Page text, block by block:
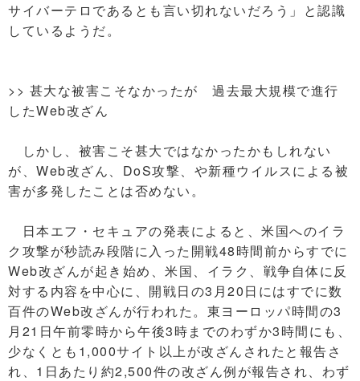
サイバーテロであるとも言い切れないだろう」と認識
しているようだ。
>> 甚大な被害こそなかったが 過去最大規模で進行
したWeb改ざん
しかし、被害こそ甚大ではなかったかもしれない
が、Web改ざん、DoS攻撃、や新種ウイルスによる被
害が多発したことは否めない。
日本エフ・セキュアの発表によると、米国へのイラ
ク攻撃が秒読み段階に入った開戦48時間前からすでに
Web改ざんが起き始め、米国、イラク、戦争自体に反
対する内容を中心に、開戦日の3月20日にはすでに数
百件のWeb改ざんが行われた。東ヨーロッパ時間の3
月21日午前零時から午後3時までのわずか3時間にも、
少なくとも1,000サイト以上が改ざんされたと報告さ
れ、1日あたり約2,500件の改ざん例が報告され、わず